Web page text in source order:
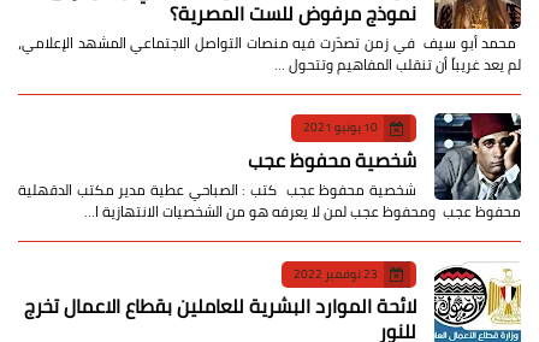
نموذج مرفوض للست المصرية؟
​ محمد أبو سيف ​في زمن تصدّرت فيه منصات التواصل الاجتماعي المشهد الإعلامي،
لم يعد غريباً أن تنقلب المفاهيم وتتحول …
10 يونيو 2021
شخصية محفوظ عجب
شخصية محفوظ عجب كتب : الصباحي عطية مدير مكتب الدقهلية
محفوظ عجب ومحفوظ عجب لمن لا يعرفه هو من الشخصيات الانتهازية ا…
23 نوفمبر 2022
لائحة الموارد البشرية للعاملين بقطاع الاعمال تخرج
للنور